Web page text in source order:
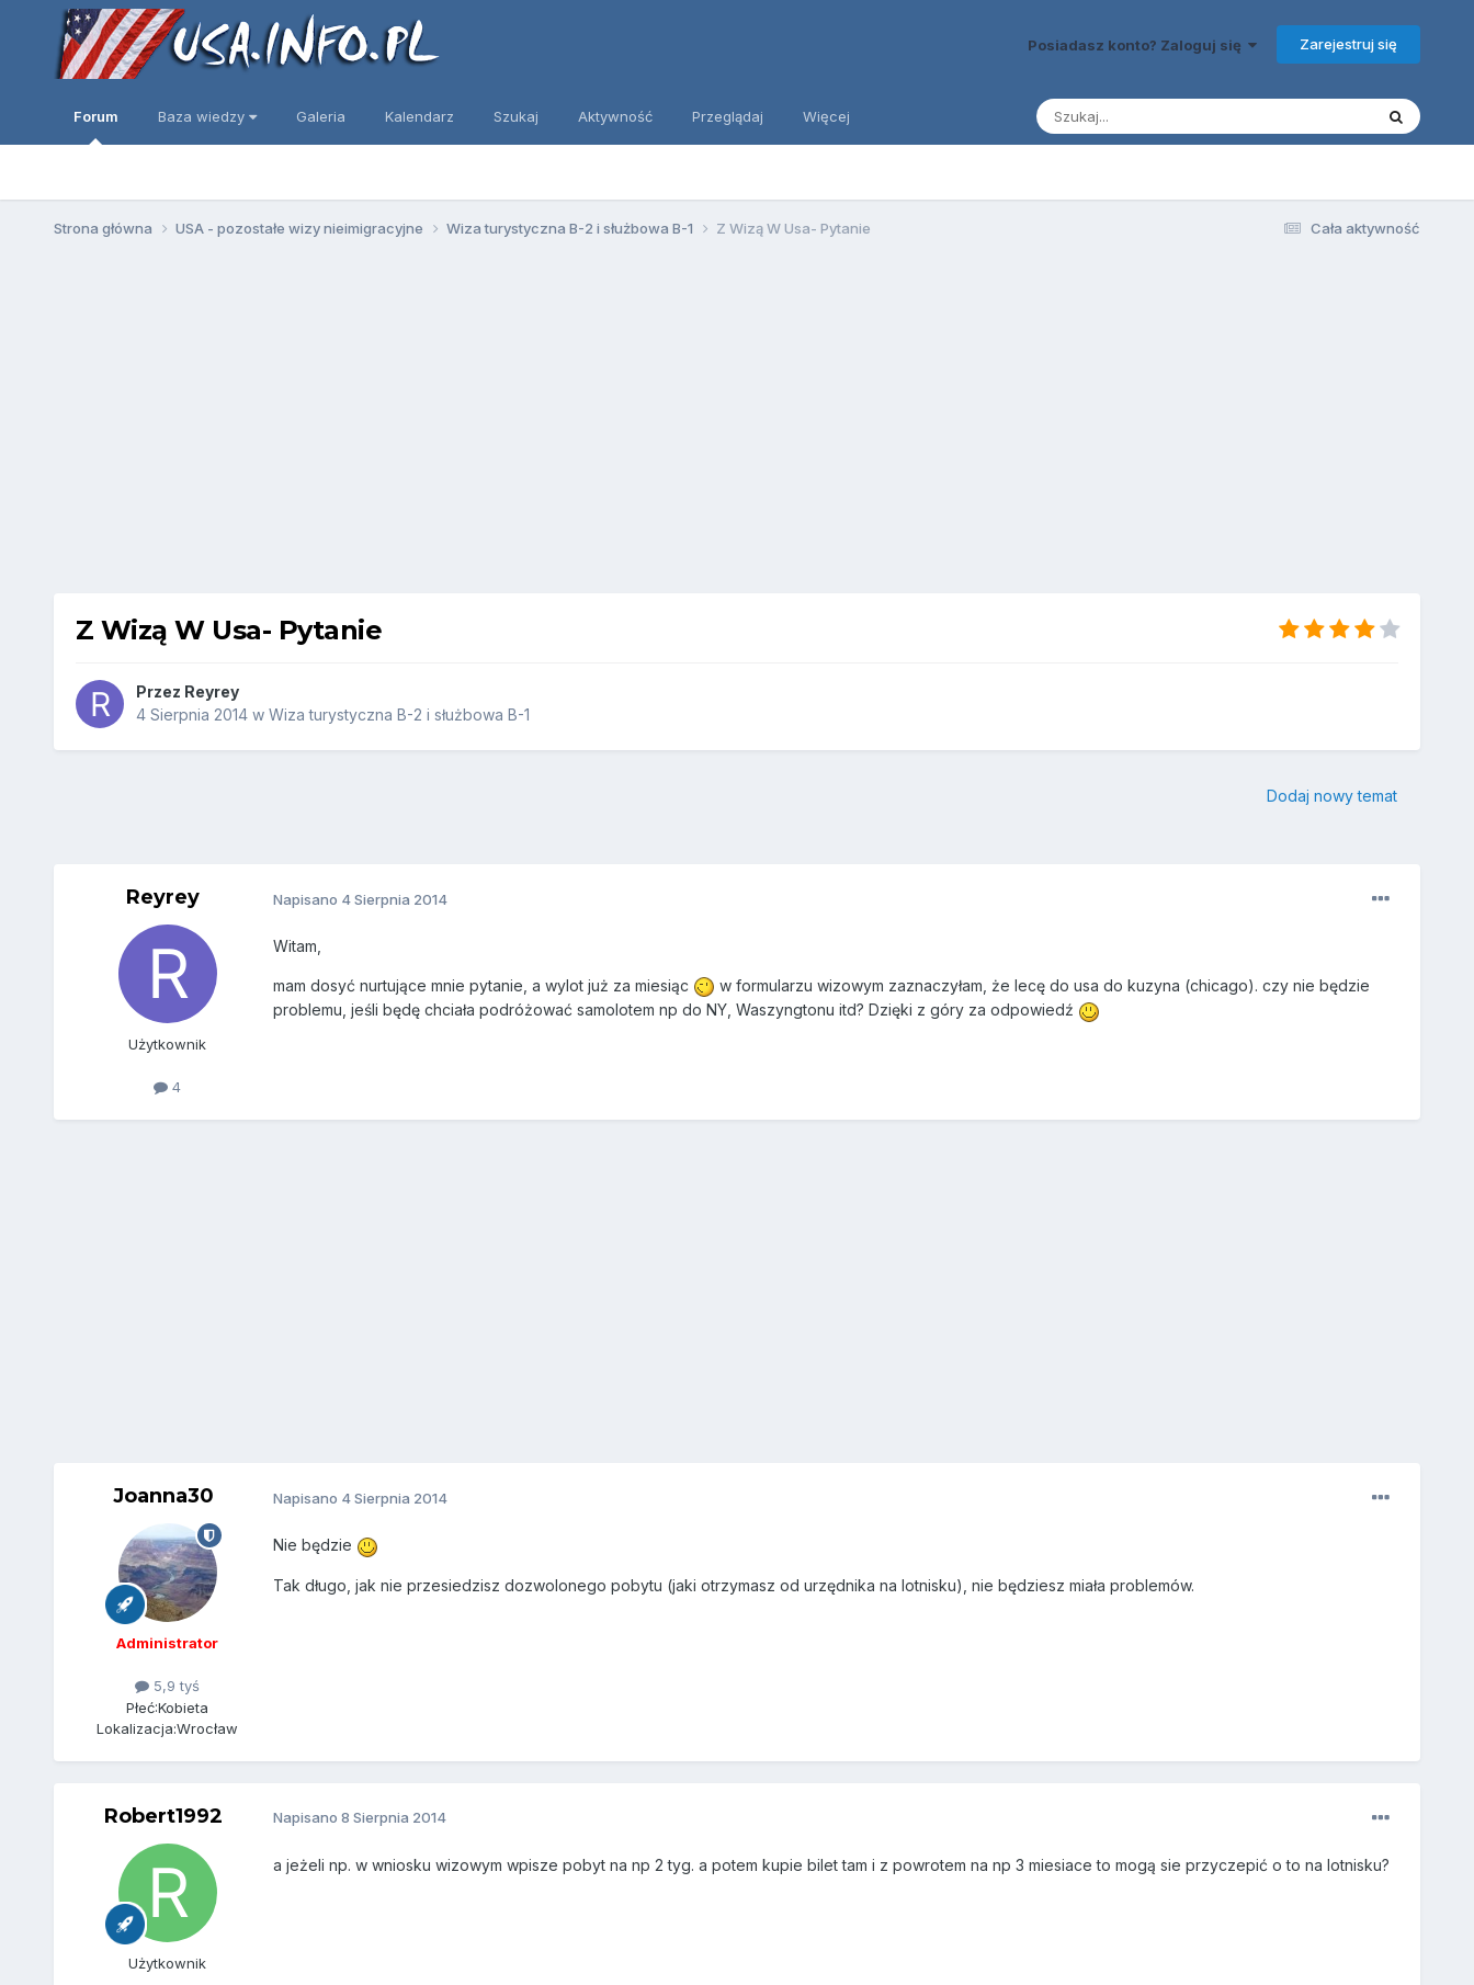
Posiadasz konto? Zaloguj się Zarejestruj się
Forum Baza wiedzy Galeria Kalendarz Szukaj Aktywność Przeglądaj Więcej
Cała aktywność
Strona główna USA - pozostałe wizy nieimigracyjne Wiza turystyczna B-2 i służbowa B-1 Z Wizą W Usa- Pytanie
Z Wizą W Usa- Pytanie
Przez Reyrey
4 Sierpnia 2014w Wiza turystyczna B-2 i służbowa B-1
Dodaj nowy temat
Reyrey
Użytkownik
4
Napisano 4 Sierpnia 2014
Witam,
mam dosyć nurtujące mnie pytanie, a wylot już za miesiąc
w formularzu wizowym zaznaczyłam, że lecę do usa do kuzyna (chicago). czy nie będzie
problemu, jeśli będę chciała podróżować samolotem np do NY, Waszyngtonu itd? Dzięki z góry za odpowiedź
Joanna30
Administrator
5,9 tyś
Płeć:Kobieta
Lokalizacja:Wrocław
Napisano 4 Sierpnia 2014
Nie będzie
Tak długo, jak nie przesiedzisz dozwolonego pobytu (jaki otrzymasz od urzędnika na lotnisku), nie będziesz miała problemów.
Robert1992
Użytkownik
Napisano 8 Sierpnia 2014
a jeżeli np. w wniosku wizowym wpisze pobyt na np 2 tyg. a potem kupie bilet tam i z powrotem na np 3 miesiace to mogą sie przyczepić o to na lotnisku?